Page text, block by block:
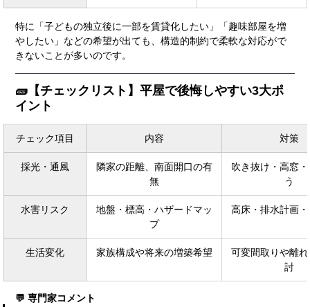
特に「子どもの独立後に一部を賃貸化したい」「趣味部屋を増
やしたい」などの希望が出ても、構造的制約で柔軟な対応がで
きないことが多いのです。
🧱【チェックリスト】平屋で後悔しやすい3大ポ
イント
チェック項目 内容 対策
採光・通風
隣家の距離、南面開口の有
無
吹き抜け・高窓
う
水害リスク
地盤・標高・ハザードマッ
プ
高床・排水計画
生活変化 家族構成や将来の増築希望
可変間取りや離
討
💬 専門家コメント